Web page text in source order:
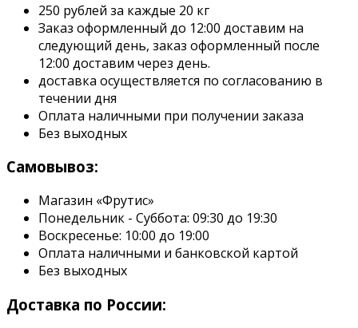
250 рублей за каждые 20 кг
Заказ оформленный до 12:00 доставим на
следующий день, заказ оформленный после
12:00 доставим через день.
доставка осуществляется по согласованию в
течении дня
Оплата наличными при получении заказа
Без выходных
Самовывоз:
Магазин «Фрутис»
Понедельник - Суббота: 09:30 до 19:30
Воскресенье: 10:00 до 19:00
Оплата наличными и банковской картой
Без выходных
Доставка по России: